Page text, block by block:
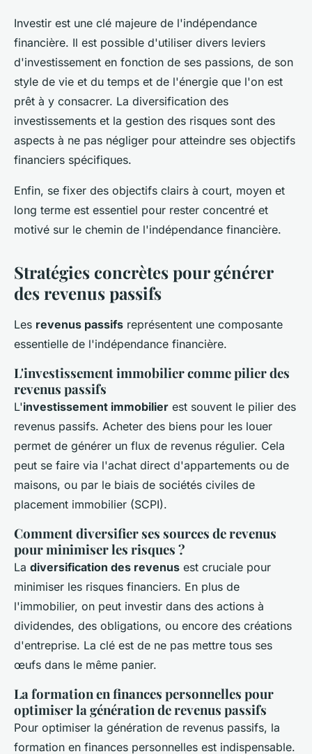
Investir est une clé majeure de l'indépendance
financière. Il est possible d'utiliser divers leviers
d'investissement en fonction de ses passions, de son
style de vie et du temps et de l'énergie que l'on est
prêt à y consacrer. La diversification des
investissements et la gestion des risques sont des
aspects à ne pas négliger pour atteindre ses objectifs
financiers spécifiques.
Enfin, se fixer des objectifs clairs à court, moyen et
long terme est essentiel pour rester concentré et
motivé sur le chemin de l'indépendance financière.
Stratégies concrètes pour générer
des revenus passifs
Les revenus passifs représentent une composante
essentielle de l'indépendance financière.
L'investissement immobilier comme pilier des
revenus passifs
L'investissement immobilier est souvent le pilier des
revenus passifs. Acheter des biens pour les louer
permet de générer un flux de revenus régulier. Cela
peut se faire via l'achat direct d'appartements ou de
maisons, ou par le biais de sociétés civiles de
placement immobilier (SCPI).
Comment diversifier ses sources de revenus
pour minimiser les risques ?
La diversification des revenus est cruciale pour
minimiser les risques financiers. En plus de
l'immobilier, on peut investir dans des actions à
dividendes, des obligations, ou encore des créations
d'entreprise. La clé est de ne pas mettre tous ses
œufs dans le même panier.
La formation en finances personnelles pour
optimiser la génération de revenus passifs
Pour optimiser la génération de revenus passifs, la
formation en finances personnelles est indispensable.